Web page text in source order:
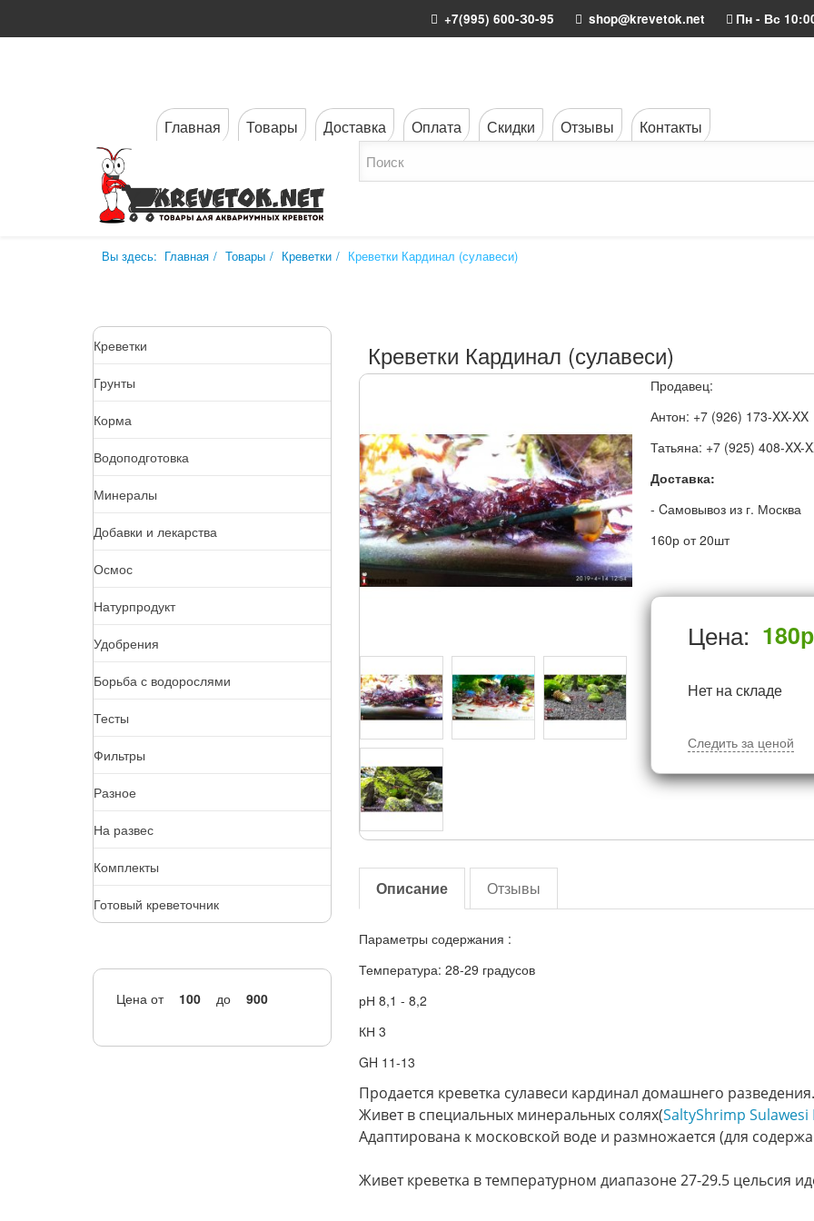
+7(995) 600-З0-95 shop@krevetok.net Пн - Вс
Главная Товары Доставка Оплата Скидки Отзывы Контакты
Вы здесь: Главная Товары Креветки Креветки Кардинал (сулавеси)
Креветки
Грунты
Корма
Водоподготовка
Минералы
Добавки и лекарства
Осмос
Натурпродукт
Удобрения
Борьба с водорослями
Тесты
Фильтры
Разное
На развес
Комплекты
Готовый креветочник
Цена от до
Креветки Кардинал (сулавеси)
Продавец:
Антон: +7 (926) 173-XX-XX
Татьяна: +7 (925) 408-XX-
Доставка:
- Cамовывоз из г. Москва
160р от 20шт
Цена: 180
Нет на складе
Следить за ценой
Описание Отзывы
Параметры содержания :
Температура: 28-29 градусов
рН 8,1 - 8,2
КН 3
GH 11-13
Продается креветка сулавеси кардинал домашнего разведения.
Живет в специальных минеральных солях(SaltyShrimp Sulawesi
Адаптирована к московской воде и размножается (для
Живет креветка в температурном диапазоне 27-29.5 цельсия